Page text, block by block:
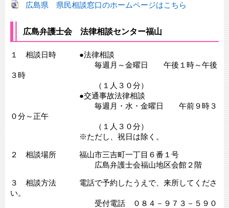
広島県 県民相談窓口のホームページはこちら
広島弁護士会 法律相談センター福山
１ 相談日時 ●法律相談
毎週月～金曜日 午後１時～午後
３時
（１人３０分）
●交通事故法律相談
毎週月・水・金曜日 午前９時３
０分～正午
（１人３０分）
※ただし、祝日は除く。
２ 相談場所 福山市三吉町一丁目６番１号
広島弁護士会福山地区会館２階
３ 相談方法 電話で予約したうえで、来所してくださ
い。
受付電話 ０８４－９７３－５９０